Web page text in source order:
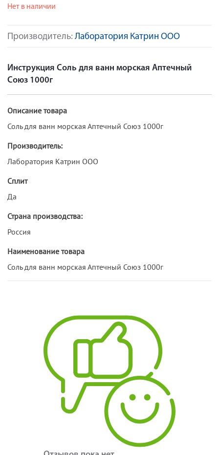
Производитель: Лаборатория Катрин ООО
Нет в наличии
Инструкция Соль для ванн морская Аптечный
Союз 1000г
Описание товара
Соль для ванн морская Аптечный Союз 1000г
Производитель:
Лаборатория Катрин ООО
Сплит
Да
Страна производства:
Россия
Наименование товара
Соль для ванн морская Аптечный Союз 1000г